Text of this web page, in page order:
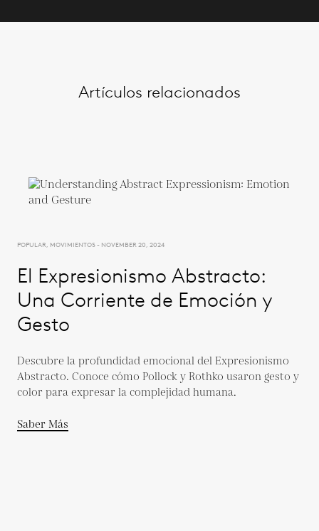
Artículos relacionados
POPULAR, MOVIMIENTOS - NOVEMBER 20, 2024
El Expresionismo Abstracto:
Una Corriente de Emoción y
Gesto
Descubre la profundidad emocional del Expresionismo
Abstracto. Conoce cómo Pollock y Rothko usaron gesto y
color para expresar la complejidad humana.
Saber Más